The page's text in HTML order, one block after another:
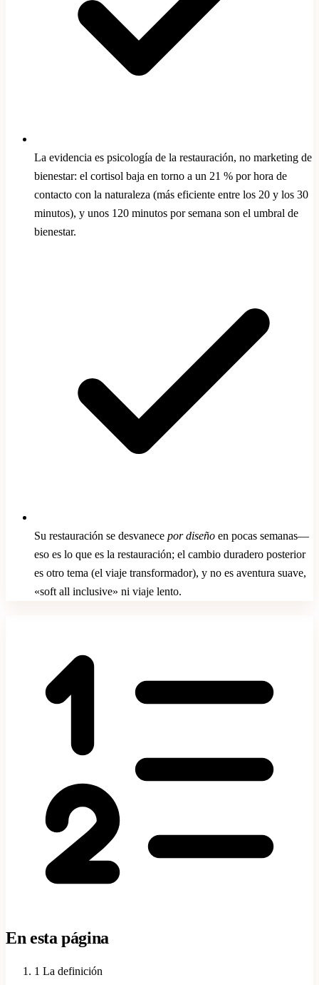
La evidencia es psicología de la restauración, no marketing de
bienestar: el cortisol baja en torno a un 21 % por hora de
contacto con la naturaleza (más eficiente entre los 20 y los 30
minutos), y unos 120 minutos por semana son el umbral de
bienestar.
Su restauración se desvanece por diseño en pocas semanas—
eso es lo que es la restauración; el cambio duradero posterior
es otro tema (el viaje transformador), y no es aventura suave,
«soft all inclusive» ni viaje lento.
En esta página
1 La definición